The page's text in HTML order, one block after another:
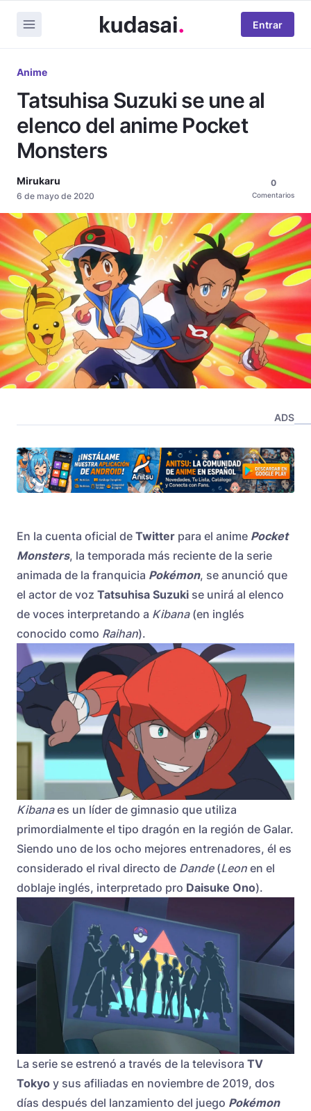
Entrar
Anime
Tatsuhisa Suzuki se une al
elenco del anime Pocket
Monsters
Mirukaru
6 de mayo de 2020
0
Comentarios
ADS
En la cuenta oficial de Twitter para el anime Pocket
Monsters, la temporada más reciente de la serie
animada de la franquicia Pokémon, se anunció que
el actor de voz Tatsuhisa Suzuki se unirá al elenco
de voces interpretando a Kibana(en inglés
conocido como Raihan).
Kibanaes un líder de gimnasio que utiliza
primordialmente el tipo dragón en la región de Galar.
Siendo uno de los ocho mejores entrenadores, él es
considerado el rival directo de Dande(Leon en el
doblaje inglés, interpretado pro Daisuke Ono).
La serie se estrenó a través de la televisora TV
Tokyo y sus afiliadas en noviembre de 2019, dos
días después del lanzamiento del juego Pokémon